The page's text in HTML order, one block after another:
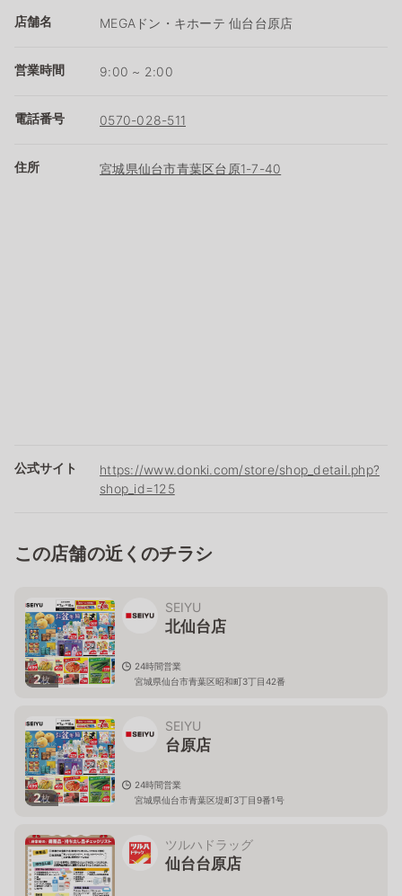
店舗名 MEGAドン・キホーテ 仙台台原店
営業時間 9:00 ~ 2:00
電話番号 0570-028-511
住所 宮城県仙台市青葉区台原1-7-40
公式サイト
https://www.donki.com/store/shop_detail.php?
shop_id=125
この店舗の近くのチラシ
2枚
SEIYU
北仙台店
24時間営業
宮城県仙台市青葉区昭和町3丁目42番
2枚
SEIYU
台原店
24時間営業
宮城県仙台市青葉区堤町3丁目9番1号
ツルハドラッグ
仙台台原店